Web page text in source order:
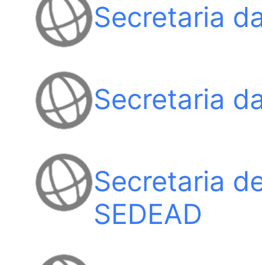
Secretaria
Secretaria
Secretaria
SEDEAD